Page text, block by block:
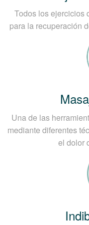
Todos los ejercicios
para la recuperación
Una de las
mediante diferentes
el dolor